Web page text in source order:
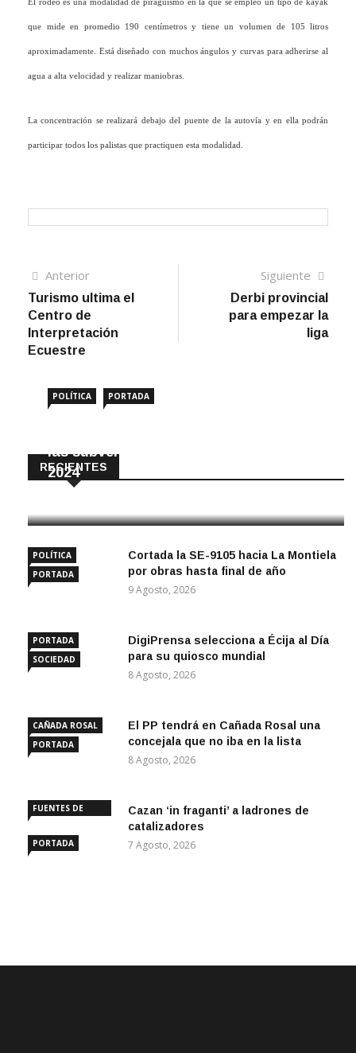
El rodeo es una modalidad de piragüismo en la que se empleo un tipo de kayak
que mide en promedio 190 centímetros y tiene un volumen de 105 litros
aproximadamente. Está diseñado con muchos ángulos y curvas para adherirse al
agua a alta velocidad y realizar maniobras.
La concentración se realizará debajo del puente de la autovía y en ella podrán
participar todos los palistas que practiquen esta modalidad.
Navegación
de
entradas
AnteriorArtículo
anterior
Turismo ultima el
Centro de
Interpretación
Ecuestre
Siguiente
Derbi provincial
para empezar la
liga
RECIENTES
POLÍTICA PORTADA
las subvenciones municipales desde
2024
POLÍTICA
PORTADA
Cortada la SE-9105 hacia La Montiela
por obras hasta final de año
9 Agosto, 2026
PORTADA
SOCIEDAD
DigiPrensa selecciona a Écija al Día
para su quiosco mundial
8 Agosto, 2026
CAÑADA ROSAL
PORTADA
El PP tendrá en Cañada Rosal una
concejala que no iba en la lista
8 Agosto, 2026
FUENTES DE
PORTADA
Cazan ‘in fraganti’ a ladrones de
catalizadores
7 Agosto, 2026